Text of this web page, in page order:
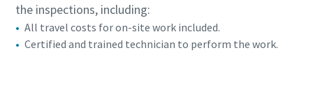
the inspections, including:
All travel costs for on-site work included.
Certified and trained technician to perform the work.